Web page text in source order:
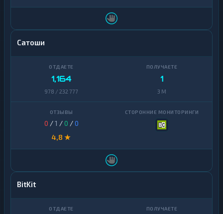
Сатоши
1,164
978 / 232 777
1
3 M
0 /1 /0 /0
4,8 ★
BitKit